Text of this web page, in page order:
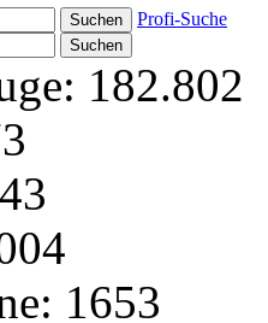
Profi-Suche
182.802
1653